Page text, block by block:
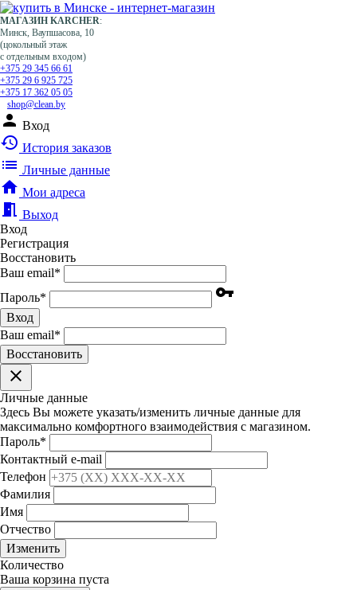
МАГАЗИН KARCHER:
Минск, Ваупшасова, 10
(цокольный этаж
с отдельным входом)
+375 29 345 66 61
+375 29 6 925 725
+375 17 362 05 05
shop@clean.by
person Вход
history История заказов
list Личные данные
home Мои адреса
meeting_room Выход
Вход
Регистрация
Восстановить
Ваш email*
Пароль* vpn_key
Вход
Ваш email*
Воcстановить
clear
Личные данные
Здесь Вы можете указать/изменить личные данные для
максимально комфортного взаимодействия с магазином.
Пароль*
Контактный e-mail
Телефон
Фамилия
Имя
Отчество
Изменить
Количество
Ваша корзина пуста